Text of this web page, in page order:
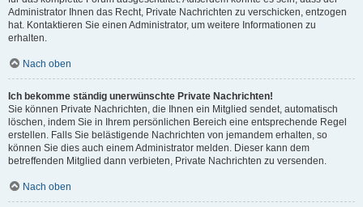
Administrator Ihnen das Recht, Private Nachrichten zu verschicken, entzogen
hat. Kontaktieren Sie einen Administrator, um weitere Informationen zu
erhalten.
Nach oben
Ich bekomme ständig unerwünschte Private Nachrichten!
Sie können Private Nachrichten, die Ihnen ein Mitglied sendet, automatisch
löschen, indem Sie in Ihrem persönlichen Bereich eine entsprechende Regel
erstellen. Falls Sie belästigende Nachrichten von jemandem erhalten, so
können Sie dies auch einem Administrator melden. Dieser kann dem
betreffenden Mitglied dann verbieten, Private Nachrichten zu versenden.
Nach oben